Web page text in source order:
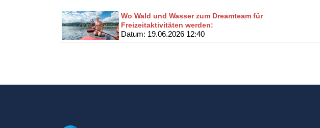
Wo Wald und Wasser zum Dreamteam für
Freizeitaktivitäten werden:
Datum: 19.06.2026 12:40